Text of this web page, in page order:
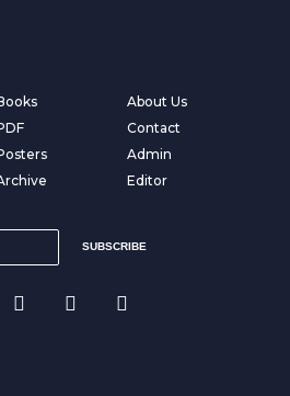
About Us
Contact
Admin
Editor
SUBSCRIBE